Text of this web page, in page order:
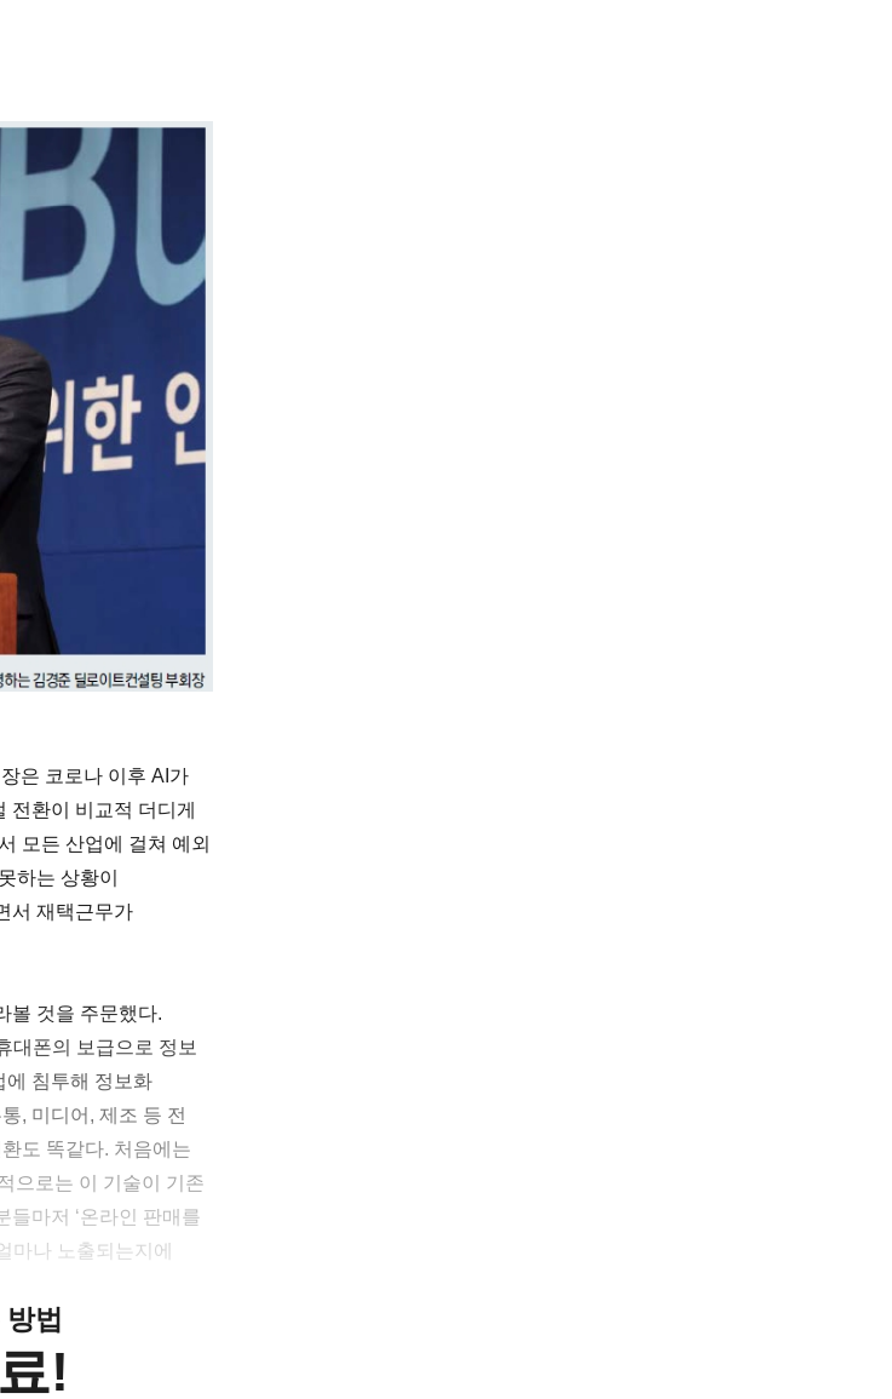
은 코로나 이후 AI가
환이 비교적 더디게
모든 산업에 걸쳐 예외
하는 상황이
서 재택근무가
볼 것을 주문했다.
대폰의 보급으로 정보
에 침투해 정보화
, 미디어, 제조 등 전
도 똑같다. 처음에는
으로는 이 기술이 기존
마저 ‘온라인 판매를
마나 노출되는지에
법
!